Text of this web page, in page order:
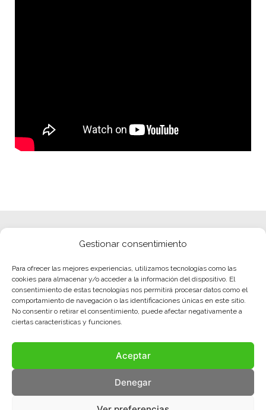
Gestionar consentimiento
Para ofrecer las mejores experiencias, utilizamos tecnologías como las
cookies para almacenar y/o acceder a la información del dispositivo. El
consentimiento de estas tecnologías nos permitirá procesar datos como el
comportamiento de navegación o las identificaciones únicas en este sitio.
No consentir o retirar el consentimiento, puede afectar negativamente a
ciertas características y funciones.
Aceptar
Denegar